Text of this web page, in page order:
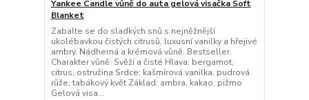
Yankee Candle vůně do auta gelová visačka Soft
Blanket
Zabalte se do sladkých snů s nejněžnější
ukolébavkou čistých citrusů, luxusní vanilky a hřejivé
ambry. Nádherná a krémová vůně. Bestseller.
Charakter vůně: Svěží a čisté Hlava: bergamot,
citrus, ostružina Srdce: kašmírová vanilka, pudrová
růže, tabákový květ Základ: ambra, kakao, pižmo
Gelová visa...